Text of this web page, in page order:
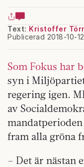
Text: Kristoffer
Publicerad 2018-10-12
Som Fokus har
syn i
regering igen.
av
fram alla gröna
– Det är nästan